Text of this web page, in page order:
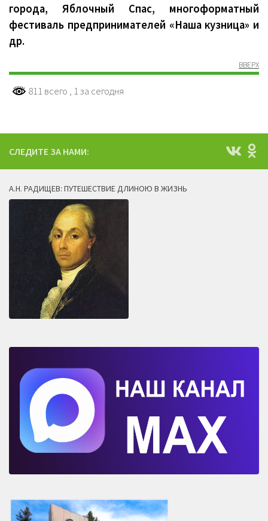
города, Яблочный Спас, многоформатный
фестиваль предпринимателей «Наша кузница» и
др.
ВВЕРХ
811 всего , 1 за сегодня
СЛЕДИТЕ ЗА НАМИ:
А.Н. РАДИЩЕВ: ПУТЕШЕСТВИЕ ДЛИНОЮ В ЖИЗНЬ